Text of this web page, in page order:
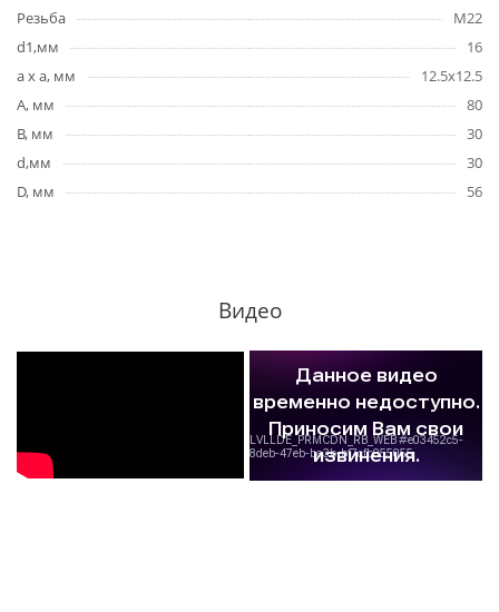
Резьба
M22
d1,мм
16
a x a, мм
12.5x12.5
A, мм
80
B, мм
30
d,мм
30
D, мм
56
Видео